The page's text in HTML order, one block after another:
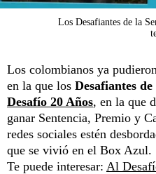
Los Desafiantes de la
Los colombianos ya
en la que los Desafiantes
Desafío 20 Años, en la que
ganar Sentencia, Premio y
redes sociales estén
que se vivió en el Box Azul.
Te puede interesar: Al